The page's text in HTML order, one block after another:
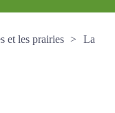
et les prairies